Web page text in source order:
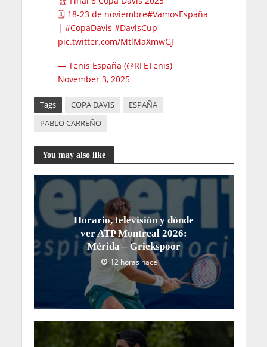
🗓️ 18-23 de noviembre#VamosEspaña
| #CopaDavis #DavisCup
pic.twitter.com/MtlMaXmwGJ
— Tenis España (@RFETenis)
November 3, 2025
Tags COPA DAVIS
ESPAÑA
PABLO CARREÑO
You may also like
Horario, televisión y dónde
ver ATP Montreal 2026:
Mérida – Griekspoor
12 horas hace